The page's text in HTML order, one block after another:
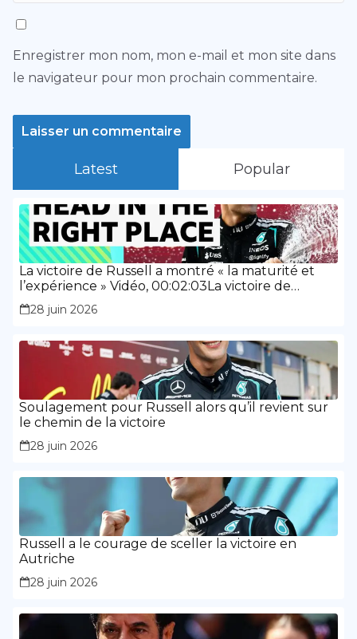
Enregistrer mon nom, mon e-mail et mon site dans
le navigateur pour mon prochain commentaire.
Latest Popular
La victoire de Russell a montré « la maturité et
l’expérience » Vidéo, 00:02:03La victoire de
Russell a montré « la maturité et l’expérience »
28 juin 2026
Soulagement pour Russell alors qu’il revient sur
le chemin de la victoire
28 juin 2026
Russell a le courage de sceller la victoire en
Autriche
28 juin 2026